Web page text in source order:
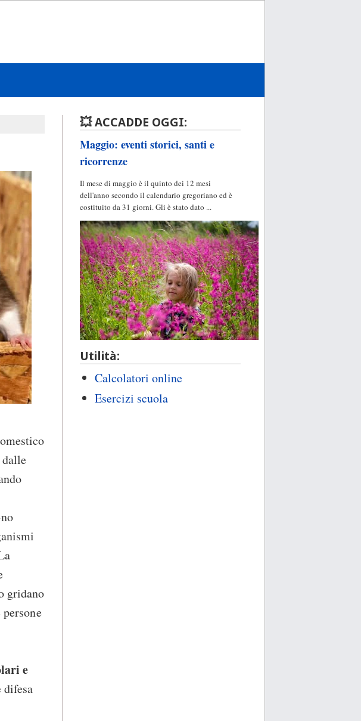
gridano
e
difesa
💥 ACCADDE OGGI:
Maggio: eventi storici, santi e
ricorrenze
Il mese di maggio è il quinto dei 12 mesi
dell'anno secondo il calendario gregoriano ed è
costituito da 31 giorni. Gli è stato dato ...
Utilità:
Calcolatori online
Esercizi scuola